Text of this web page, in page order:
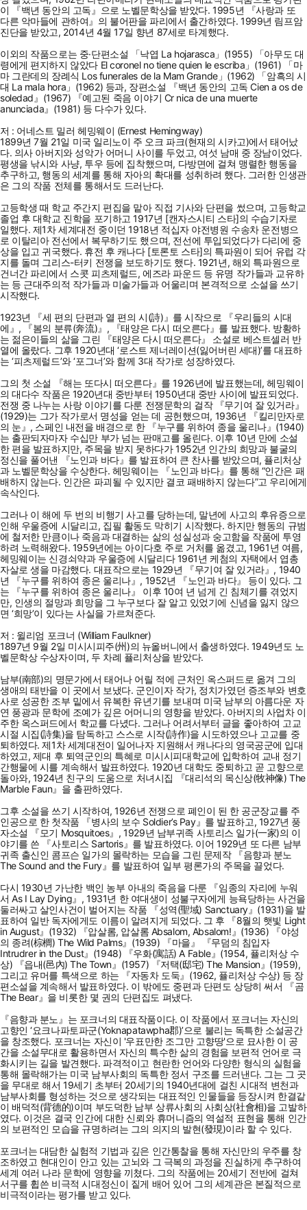
이 『백년 동안의 고독』으로 노벨문학상을 받았다. 1995년 『사랑과 또
다른 악마들에 관하여』의 불어판을 파리에서 출간하였다. 1999년 림프암
진단을 받았고, 2014년 4월 17일 향년 87세로 타계했다.
이외의 작품으로는 중·단편소설 「낙엽 La hojarasca」(1955) 「아무도 대
령에게 편지하지 않았다 El coronel no tiene quien le escriba」(1961) 「마
마 그란데의 장례식 Los funerales de la Mam Grande」(1962) 「암흑의 시
대 La mala hora」(1962) 등과, 장편소설 『백년 동안의 고독 Cien a os de
soledad』(1967) 『예고된 죽음 이야기 Cr nica de una muerte
anunciada』(1981) 등 다수가 있다.
저 : 어네스트 밀러 헤밍웨이 (Ernest Hemingway)
1899년 7월 21일 미국 일리노이 주 오크 파크(현재의 시카고)에서 태어났
다. 의사 아버지와 성악가 어머니 사이를 두었고, 여섯 남매 중 장남이었다.
평생을 낚시와 사냥, 투우 등에 집착했으며, 다방면에 걸쳐 맹렬한 행동을
추구하고, 행동의 세계를 통해 자아의 확대를 성취하려 했다. 그러한 인생관
은 그의 작품 전체를 통해서도 드러난다.
고등학생 때 학교 주간지 편집을 맡아 직접 기사와 단편을 썼으며, 고등학교
졸업 후 대학교 진학을 포기하고 1917년 [캔자스시티 스타]의 수습기자로
일했다. 제1차 세계대전 중이던 1918년 적십자 야전병원 수송차 운전병으
로 이탈리아 전선에서 복무하기도 했으며, 전선에 투입되었다가 다리에 중
상을 입고 귀국했다. 휴전 후 캐나다 [토론토 스타]의 특파원이 되어 유럽 각
지를 돌며 그리스-터키 전쟁을 보도하기도 했다. 1921년, 해외 특파원으로
건너간 파리에서 스콧 피츠제럴드, 에즈라 파운드 등 유명 작가들과 교유하
는 등 근대주의적 작가들과 미술가들과 어울리며 본격적으로 소설을 쓰기
시작했다.
1923년 『세 편의 단편과 열 편의 시(詩)』를 시작으로 『우리들의 시대
에』, 『봄의 분류(奔流)』, 『태양은 다시 떠오른다』를 발표했다. 방황하
는 젊은이들의 삶을 그린 『태양은 다시 떠오른다』 소설로 베스트셀러 반
열에 올랐다. 그후 1920년대 ‘로스트 제너레이션(잃어버린 세대)’를 대표하
는 ‘피츠제럴드’와 ‘포그너’와 함께 3대 작가로 성장하였다.
그의 첫 소설 『해는 또다시 떠오른다』를 1926년에 발표했는데, 헤밍웨이
의 대다수 작품은 1920년대 중반부터 1950년대 중반 사이에 발표되었다.
전쟁 중 나누는 사랑 이야기를 다룬 전쟁문학의 걸작 『무기여 잘 있거라』
(1929)는 그가 작가로서 명성을 얻는 데 공헌했으며, 1936년 『킬리만자로
의 눈』, 스페인 내전을 배경으로 한 『누구를 위하여 종을 울리나』(1940)
는 출판되자마자 수십만 부가 넘는 판매고를 올린다. 이후 10년 만에 소설
한 편을 발표하지만, 주목을 받지 못하다가 1952년 인간의 희망과 불굴의
정신을 풀어낸 『노인과 바다』를 발표하여 큰 찬사를 받았으며, 퓰리처상
과 노벨문학상을 수상한다. 헤밍웨이는 『노인과 바다』를 통해 “인간은 패
배하지 않는다. 인간은 파괴될 수 있지만 결코 패배하지 않는다”고 우리에게
속삭인다.
그러나 이 해에 두 번의 비행기 사고를 당하는데, 말년에 사고의 후유증으로
인해 우울증에 시달리고, 집필 활동도 막히기 시작했다. 하지만 행동의 규범
에 철저한 만큼이나 죽음과 대결하는 삶의 성실성과 숭고함을 작품에 투영
하려 노력해왔다. 1959년에는 아이다호 주로 거처를 옮겼고, 1961년 여름,
헤밍웨이는 신경쇠약과 우울증에 시달리다 1961년 케첨의 자택에서 엽총
자살로 생을 마감했다. 대표작으로는 1929년 『무기여 잘 있거라』, 1940
년 『누구를 위하여 종은 울리나』, 1952년 『노인과 바다』 등이 있다. 그
는 『누구를 위하여 종은 울리나』 이후 10여 년 넘게 긴 침체기를 겪었지
만, 인생의 절망과 희망을 그 누구보다 잘 알고 있었기에 신념을 잃지 않으
면 ‘희망’이 있다는 사실을 가르쳐준다.
저 : 윌리엄 포크너 (William Faulkner)
1897년 9월 2일 미시시피주(州)의 뉴올버니에서 출생하였다. 1949년도 노
벨문학상 수상자이며, 두 차례 퓰리처상을 받았다.
남부(南部)의 명문가에서 태어나 어릴 적에 근처인 옥스퍼드로 옮겨 그의
생애의 태반을 이 곳에서 보냈다. 군인이자 작가, 정치가였던 증조부와 변호
사로 성공한 조부 밑에서 유복한 유년기를 보내며 미국 남부의 아름다운 자
연 풍광과 문학에 조예가 깊은 어머니의 영향을 받았다. 아버지의 사업차 이
주한 옥스퍼드에서 학교를 다녔다. 그러나 어려서부터 글을 좋아하여 고교
시절 시집(詩集)을 탐독하고 스스로 시작(詩作)을 시도하였으나 고교를 중
퇴하였다. 제1차 세계대전이 일어나자 지원해서 캐나다의 영국공군에 입대
하였고, 제대 후 퇴역군인의 특혜로 미시시피대학교에 입학하여 교내 정기
간행물에 시를 계속해서 발표하였다. 1920년 대학도 중퇴하고 곧 고향으로
돌아와, 1924년 친구의 도움으로 처녀시집 『대리석의 목신상(牧神像) The
Marble Faun』을 출판하였다.
그후 소설을 쓰기 시작하여, 1926년 전쟁으로 폐인이 된 한 공군장교를 주
인공으로 한 첫작품 『병사의 보수 Soldier’s Pay』를 발표하고, 1927년 풍
자소설 『모기 Mosquitoes』, 1929년 남부귀족 사토리스 일가(一家)의 이
야기를 쓴 『사토리스 Sartoris』를 발표하였다. 이어 1929년 또 다른 남부
귀족 출신인 콤프슨 일가의 몰락하는 모습을 그린 문제작 『음향과 분노
The Sound and the Fury』를 발표하여 일부 평론가의 주목을 끌었다.
다시 1930년 가난한 백인 농부 아내의 죽음을 다룬 『임종의 자리에 누워
서 As I Lay Dying』, 1931년 한 여대생이 성불구자에게 능욕당하는 사건을
둘러싸고 살인사건이 벌어지는 작품 『성역(聖域) Sanctuary』(1931)을 발
표하여 일반 독자에게도 이름이 알려지게 되었다. 그 후 『8월의 햇빛 Light
in August』(1932) 『압살롬, 압살롬 Absalom, Absalom!』(1936) 『야성
의 종려(棕櫚) The Wild Palms』(1939) 『마을』 『무덤의 침입자
Intrudrer in the Dust』(1948) 『우화(寓話) A Fable』(1954, 퓰리처상 수
상) 『읍내(邑內) The Town』(1957) 『저택(邸宅) The Mansion』(1959),
그리고 유머를 특색으로 하는 『자동차 도둑』(1962, 퓰리처상 수상) 등 장
편소설을 계속해서 발표하였다. 이 밖에도 중편과 단편도 상당히 써서 『곰
The Bear』을 비롯한 몇 권의 단편집도 펴냈다.
『음향과 분노』는 포크너의 대표작품이다. 이 작품에서 포크너는 자신의
고향인 ‘요크나파토파군(Yoknapatawpha郡)’으로 불리는 독특한 소설공간
을 창조했다. 포크너는 자신이 '우표만한 조그만 고향땅'으로 묘사한 이 공
간을 소설무대로 활용하면서 자신의 특수한 삶의 경험을 보편적 언어로 극
화시키는 길을 발견했다. 파격적이고 현란한 언어와 다양한 형식의 실험을
통해 몰락해가는 미국 남부사회의 독특한 정서 구조를 드러낸다. 그는 그 곳
을 무대로 해서 19세기 초부터 20세기의 1940년대에 걸친 시대적 변천과
남부사회를 형성하는 것으로 생각되는 대표적인 인물들을 등장시켜 한결같
이 배덕적(背德的)이며 부도덕한 남부 상류사회의 사회상(社會相)을 고발하
였다. 이것은 결국 인간에 대한 신뢰와 휴머니즘의 역설적 표현을 통해 인간
의 보편적인 모습을 규명하려는 그의 의지의 발현(發現)이라 할 수 있다.
포크너는 대담한 실험적 기법과 깊은 인간통찰을 통해 자신만의 우주를 창
조하였고 현대인이 안고 있는 고뇌와 그 극복의 과정을 진실하게 추구하여
세계 여러 나라 문학에 영향을 끼쳤다. 그의 작품에는 20세기 전반에 걸쳐
서구를 휩쓴 비극적 시대정신이 짙게 배어 있어 그의 세계관은 본질적으로
비극적이라는 평가를 받고 있다.